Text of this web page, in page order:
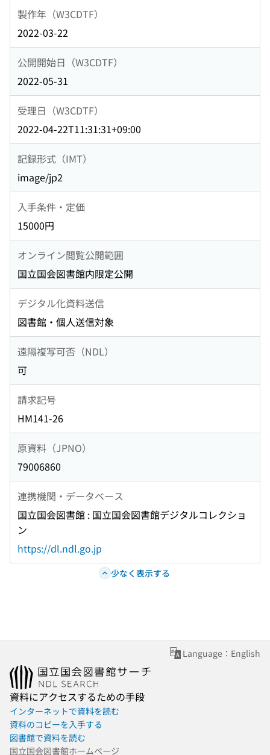
製作年（W3CDTF）
2022-03-22
公開開始日（W3CDTF）
2022-05-31
受理日（W3CDTF）
2022-04-22T11:31:31+09:00
記録形式（IMT）
image/jp2
入手条件・定価
15000円
オンライン閲覧公開範囲
国立国会図書館内限定公開
デジタル化資料送信
図書館・個人送信対象
遠隔複写可否（NDL）
可
請求記号
HM141-26
原資料（JPNO）
79006860
連携機関・データベース
国立国会図書館 : 国立国会図書館デジタルコレクショ
ン
https://dl.ndl.go.jp
少なく表示する
Language：English
資料にアクセスするための手段
インターネットで資料を読む
資料のコピーを入手する
図書館で資料を読む
国立国会図書館ホームページ